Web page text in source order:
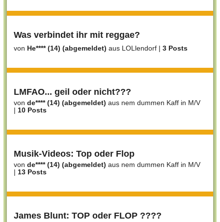
Was verbindet ihr mit reggae?
von He**** (14) (abgemeldet) aus LOLlendorf | 3 Posts
LMFAO... geil oder nicht???
von de**** (14) (abgemeldet) aus nem dummen Kaff in M/V
| 10 Posts
Musik-Videos: Top oder Flop
von de**** (14) (abgemeldet) aus nem dummen Kaff in M/V
| 13 Posts
James Blunt: TOP oder FLOP ????